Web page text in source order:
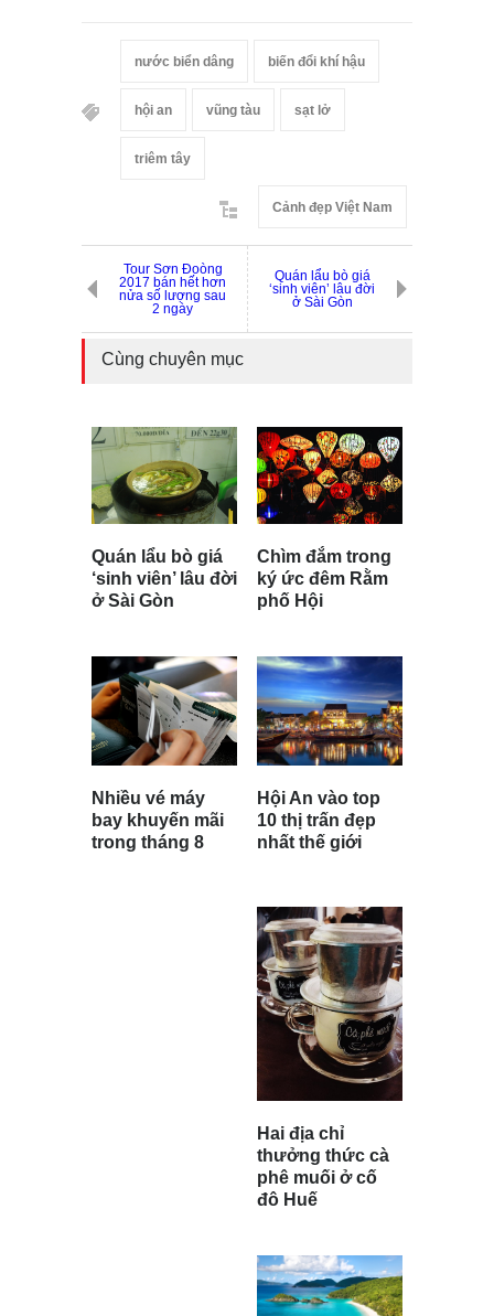
nước biển dâng biến đổi khí hậu
hội an vũng tàu sạt lở
triêm tây
Cảnh đẹp Việt Nam
Tour Sơn Đoòng
2017 bán hết hơn
nửa số lượng sau
2 ngày
Quán lẩu bò giá
‘sinh viên’ lâu đời
ở Sài Gòn
Cùng chuyên mục
Quán lẩu bò giá
‘sinh viên’ lâu đời
ở Sài Gòn
Nhiều vé máy
bay khuyến mãi
trong tháng 8
Chìm đắm trong
ký ức đêm Rằm
phố Hội
Hội An vào top
10 thị trấn đẹp
nhất thế giới
Hai địa chỉ
thưởng thức cà
phê muối ở cố
đô Huế